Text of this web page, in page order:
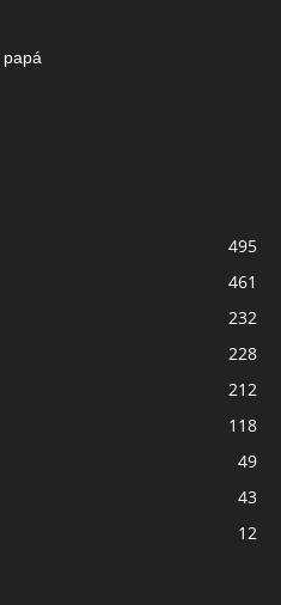
495
461
232
228
212
118
49
43
12